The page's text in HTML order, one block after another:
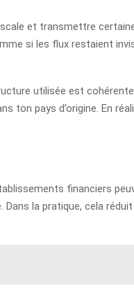
et transmettre
si les flux restaient
utilisée est
ton pays d’origine. En
financiers
la pratique, cela